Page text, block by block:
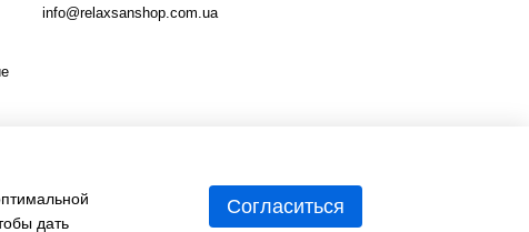
info@relaxsanshop.com.ua
дать
Согласиться